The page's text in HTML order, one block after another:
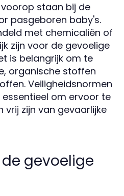
staan bij de
pasgeboren baby's.
met chemicaliën of
zijn voor de gevoelige
is belangrijk om te
organische stoffen
Veiligheidsnormen
om ervoor te
zijn van gevaarlijke
gevoelige